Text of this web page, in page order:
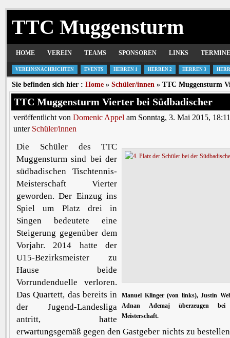
TTC Muggensturm
HOME VEREIN TEAMS SPONSOREN LINKS TERMINE
VEREINSNACHRICHTEN EVENTS HERREN 1 HERREN 2 HERREN 3
Sie befinden sich hier : Home » Schüler/innen » TTC Muggensturm
TTC Muggensturm Vierter bei Südbadischer
veröffentlicht von Domenic Appel am Sonntag, 3. Mai 2015,
unter Schüler/innen
Manuel Klinger (von links), Justin
Adnan Ademaj überzeugen bei
Meisterschaft.
Die Schüler des TTC
Muggensturm sind bei der
südbadischen Tischtennis-
Meisterschaft Vierter
geworden. Der Einzug ins
Spiel um Platz drei in
Singen bedeutete eine
Steigerung gegenüber dem
Vorjahr. 2014 hatte der
U15-Bezirksmeister zu
Hause beide
Vorrundenduelle verloren.
Das Quartett, das bereits in
der Jugend-Landesliga
antritt, hatte
erwartungsgemäß gegen den Gastgeber nichts zu